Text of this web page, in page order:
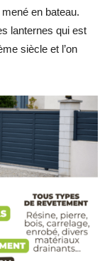
en bateau.
lanternes qui est
siècle et l’on